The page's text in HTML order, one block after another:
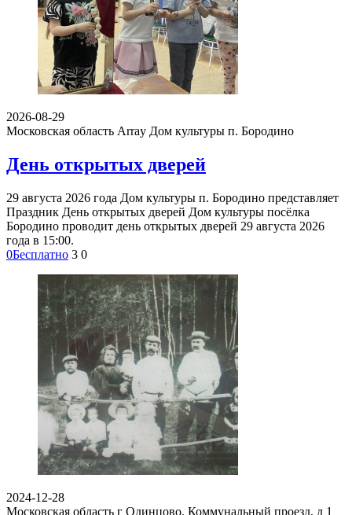
2026-08-29
Московская область Array Дом культуры п. Бородино
День открытых дверей
29 августа 2026 года Дом культуры п. Бородино представляет
Праздник День открытых дверей Дом культуры посёлка
Бородино проводит день открытых дверей 29 августа 2026
года в 15:00.
0Бесплатно 3 0
2024-12-28
Московская область г Одинцово, Коммунальный проезд, д 1